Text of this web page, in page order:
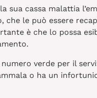
sua cassa malattia
che le può essere
è che lo possa
verde per il
o ha un